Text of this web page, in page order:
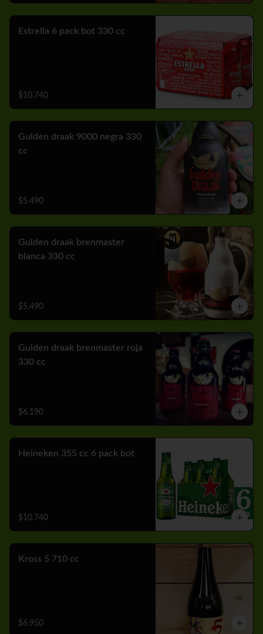
Estrella 6 pack bot 330 cc
$10.740
Gulden draak 9000 negra 330
cc
$5.490
Gulden draak brenmaster
blanca 330 cc
$5.490
Gulden draak brenmaster roja
330 cc
$6.190
Heineken 355 cc 6 pack bot
$10.740
Kross 5 710 cc
$6.950